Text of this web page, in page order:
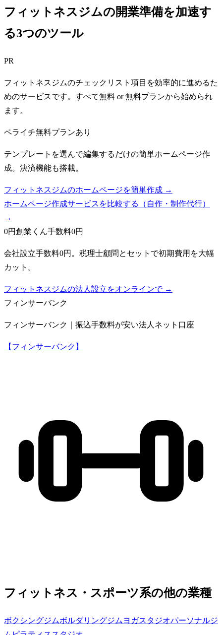
フィットネスジムの開業準備を加速す
る3つのツール
PR
フィットネスジムのチェックリスト項目を効率的に進めるた
めのサービスです。すべて無料 or 無料プランから始められ
ます。
ペライチ無料プランあり
テンプレートを選んで編集するだけの簡単ホームページ作
成。決済機能も搭載。
フィットネスジムのホームページを簡単作成 →
ホームページ作成サービスを比較する（自作・制作代行）
→
0円創業くん手数料0円
会社設立手数料0円。税理士顧問とセットで初期費用を大幅
カット。
フィットネスジムの法人設立をオンラインで →
フィンサーバンク
フィンサーバンク｜振込手数料が安い法人ネット口座
【フィンサーバンク】
フィットネス・スポーツ系の他の業種
ボクシングジムボルダリングジム ヨガスタジオパーソナルジ